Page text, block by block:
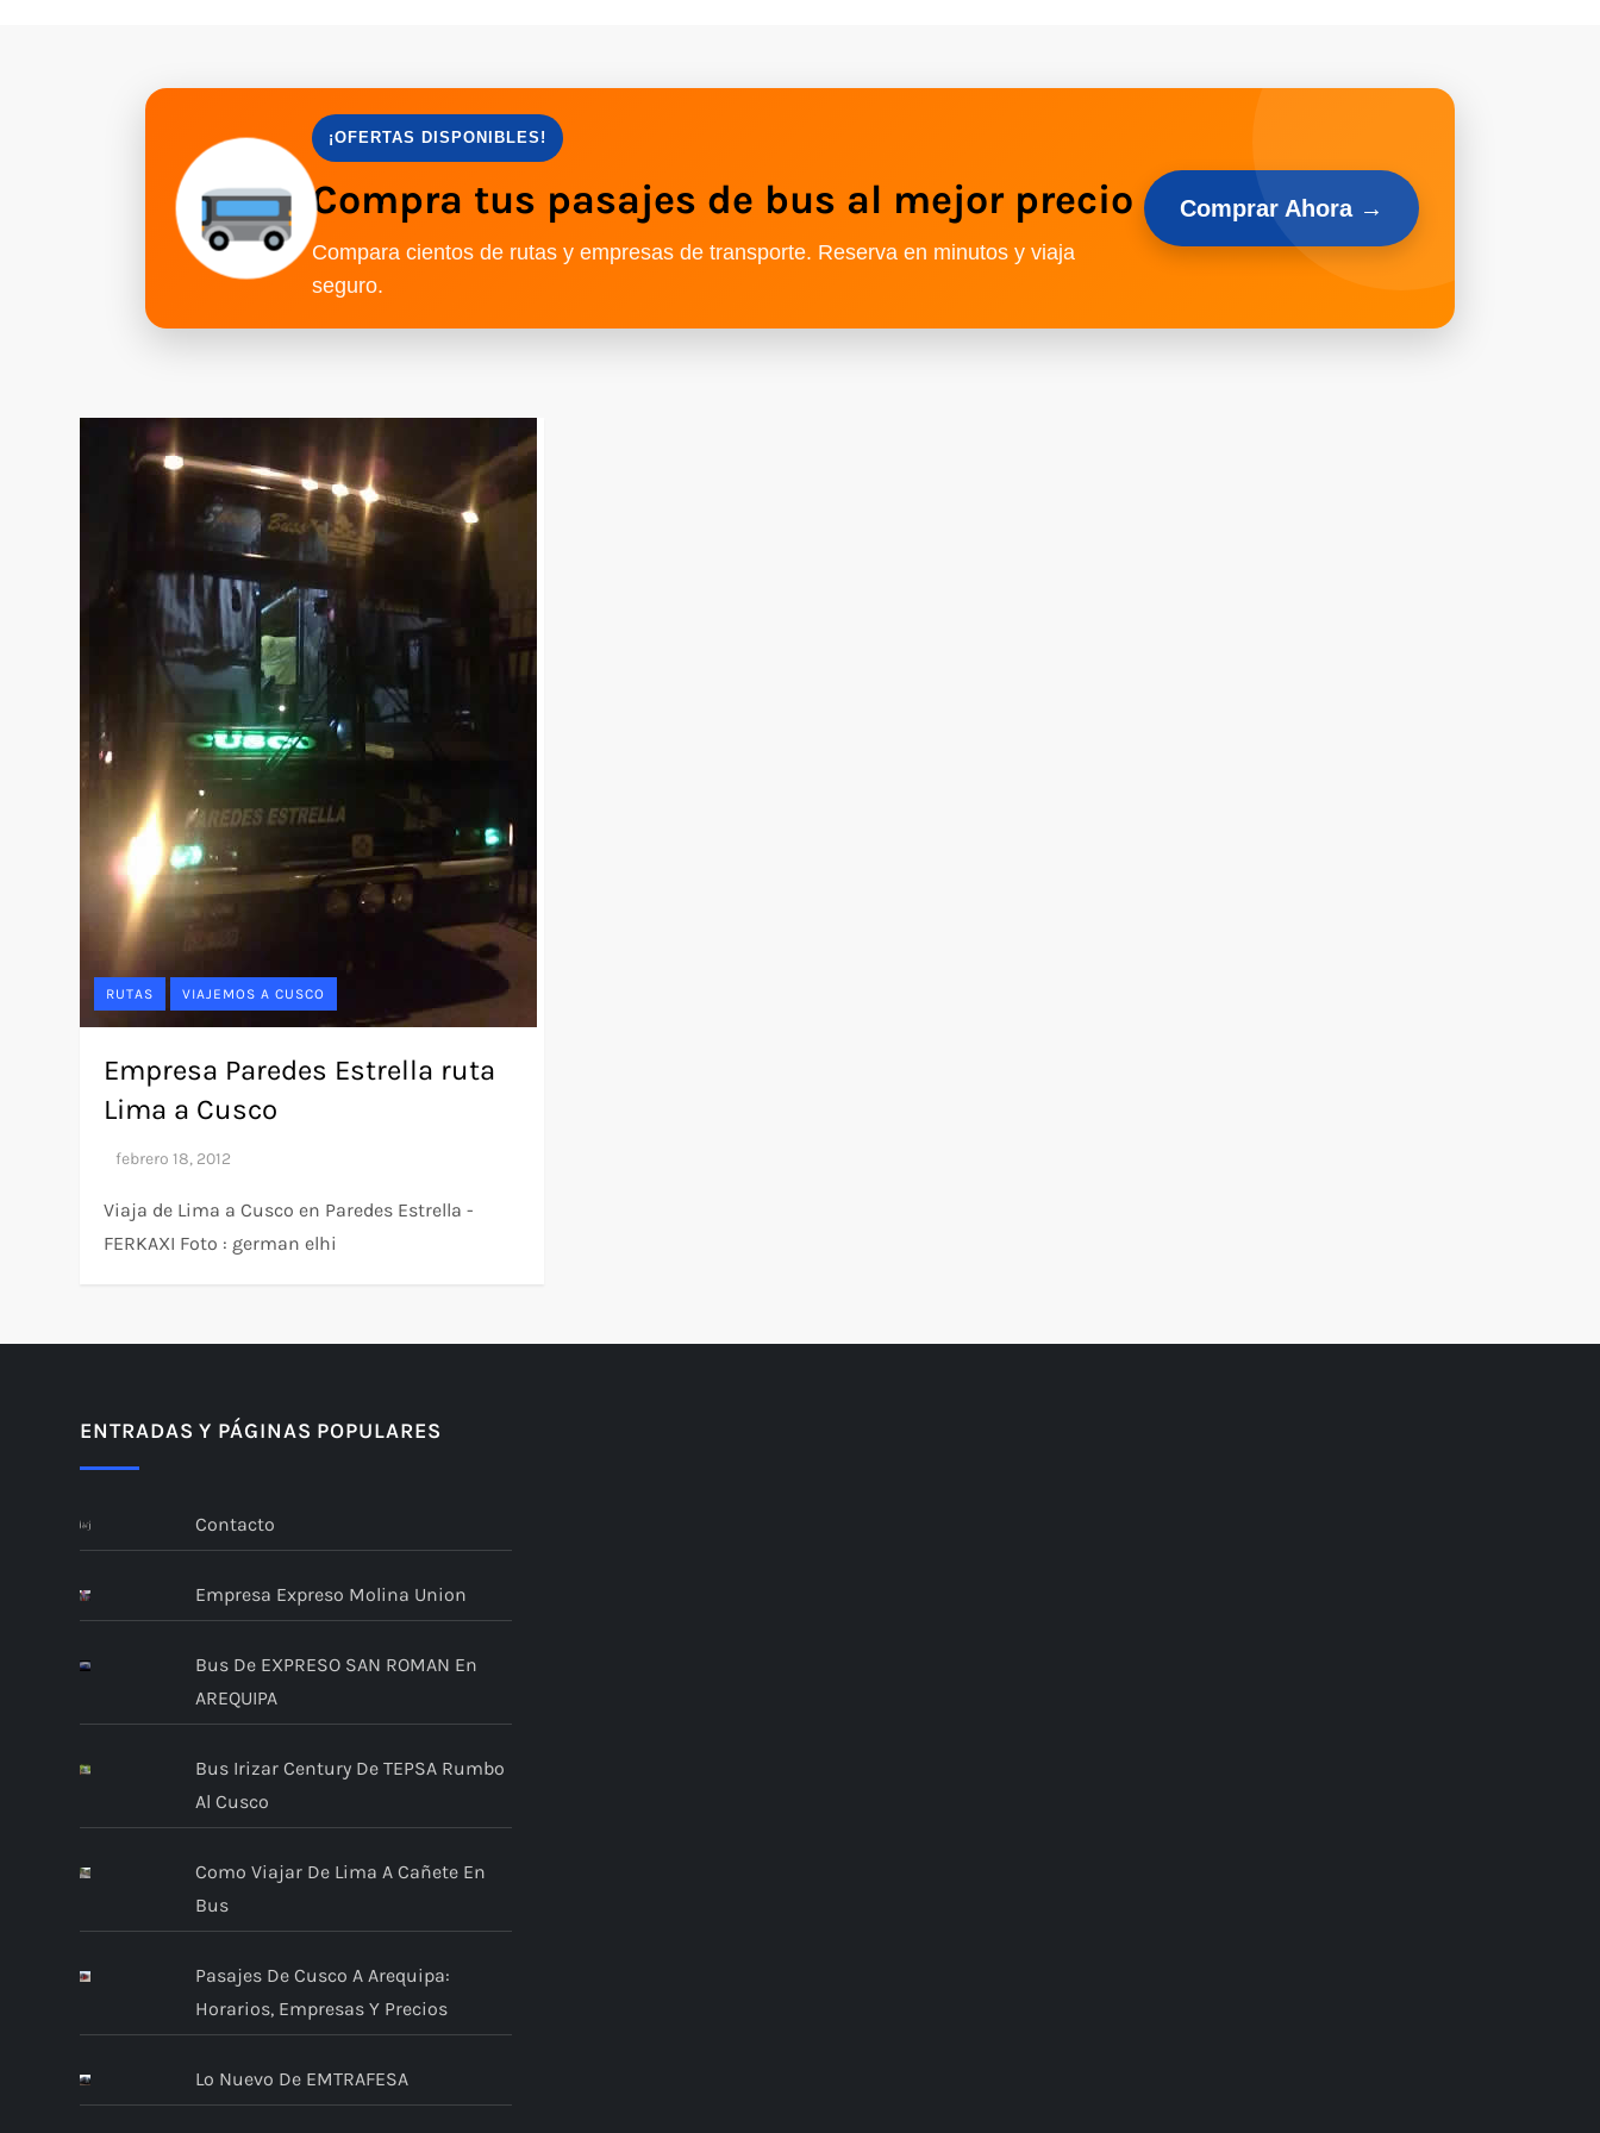
¡OFERTAS DISPONIBLES!
Compra tus pasajes de bus al mejor precio
Compara cientos de rutas y empresas de transporte. Reserva en minutos y viaja
seguro.
Comprar Ahora →
RUTAS VIAJEMOS A CUSCO
Empresa Paredes Estrella ruta
Lima a Cusco
Viaja de Lima a Cusco en Paredes Estrella -
FERKAXI Foto : german elhi
ENTRADAS Y PÁGINAS POPULARES
Contacto
Empresa Expreso Molina Union
Bus De EXPRESO SAN ROMAN En
AREQUIPA
Bus Irizar Century De TEPSA Rumbo
Al Cusco
Como Viajar De Lima A Cañete En
Bus
Pasajes De Cusco A Arequipa:
Horarios, Empresas Y Precios
Lo Nuevo De EMTRAFESA